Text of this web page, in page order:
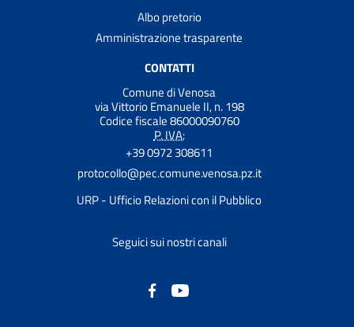
Albo pretorio
Amministrazione trasparente
CONTATTI
Comune di Venosa
via Vittorio Emanuele II, n. 198
Codice fiscale 86000090760
P. IVA:
+39 0972 308611
protocollo@pec.comune.venosa.pz.it
URP - Ufficio Relazioni con il Pubblico
Seguici sui nostri canali